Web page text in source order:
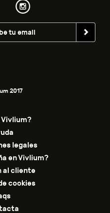
2017
Vivlium?
legales
en Vivlium?
al cliente
cookies